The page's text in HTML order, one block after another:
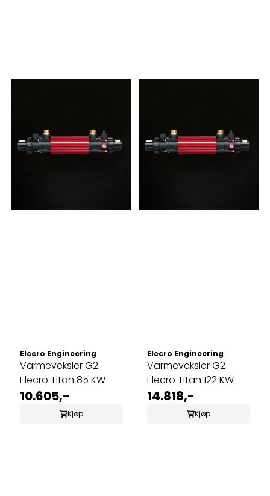
Elecro Engineering
Varmeveksler G2
Elecro Titan 85 KW
10.605,-
Kjøp
Elecro Engineering
Varmeveksler G2
Elecro Titan 122 KW
14.818,-
Kjøp